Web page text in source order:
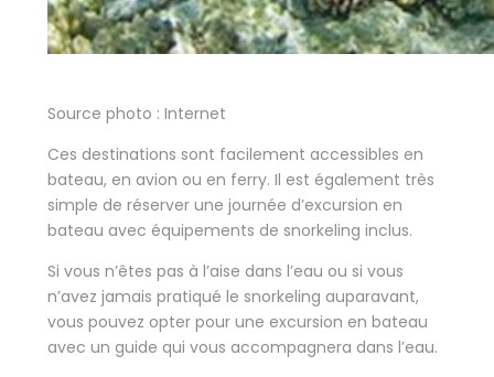
Source photo : Internet
Ces destinations sont facilement accessibles en
bateau, en avion ou en ferry. Il est également très
simple de réserver une journée d’excursion en
bateau avec équipements de snorkeling inclus.
Si vous n’êtes pas à l’aise dans l’eau ou si vous
n’avez jamais pratiqué le snorkeling auparavant,
vous pouvez opter pour une excursion en bateau
avec un guide qui vous accompagnera dans l’eau.